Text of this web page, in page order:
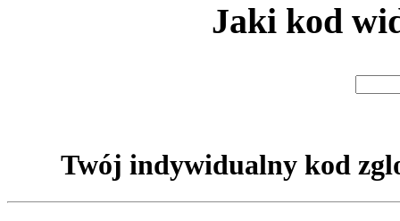
Jaki kod
Twój indywidualny kod